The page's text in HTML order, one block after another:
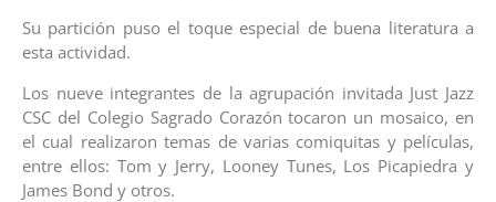
Su partición puso el toque especial de buena literatura a
esta actividad.
Los nueve integrantes de la agrupación invitada Just Jazz
CSC del Colegio Sagrado Corazón tocaron un mosaico, en
el cual realizaron temas de varias comiquitas y películas,
entre ellos: Tom y Jerry, Looney Tunes, Los Picapiedra y
James Bond y otros.